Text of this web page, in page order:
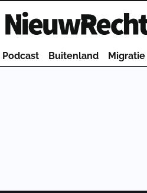
Homepage van NieuwRechts
Podcast Buitenland Migratie